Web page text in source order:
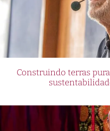
Construindo terras